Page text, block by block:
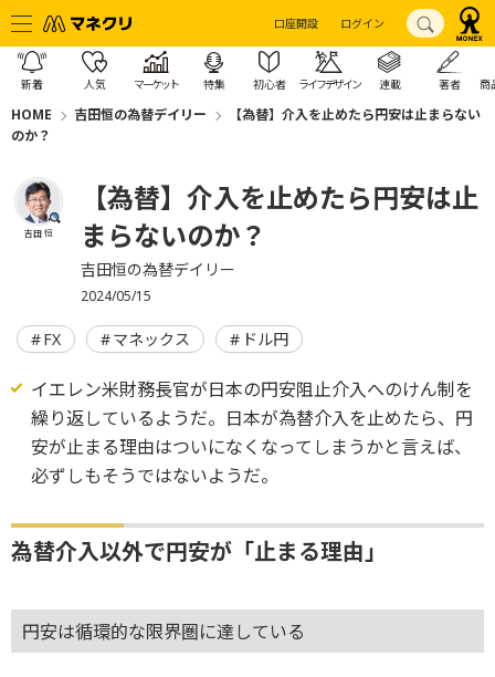
口座開設 ログイン
新着 人気 マーケット 特集 初心者 ライフデザイン 連載 著者 商
HOME 吉田恒の為替デイリー
【為替】介入を止めたら円安は止まらない
のか？
吉田 恒
【為替】介入を止めたら円安は止
まらないのか？
吉田恒の為替デイリー
2024/05/15
FX マネックス ドル円
イエレン米財務長官が日本の円安阻止介入へのけん制を
繰り返しているようだ。日本が為替介入を止めたら、円
安が止まる理由はついになくなってしまうかと言えば、
必ずしもそうではないようだ。
為替介入以外で円安が「止まる理由」
円安は循環的な限界圏に達している